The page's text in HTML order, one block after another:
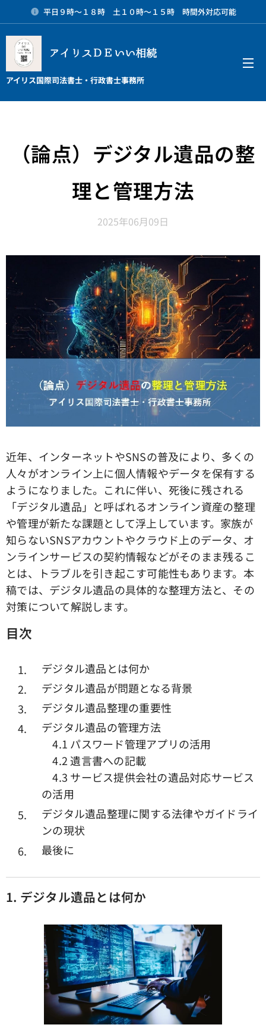
平日９時～１８時 土１０時～１５時 時間外対応可能
アイリスＤＥいい相続
アイリス国際司法書士・行政書士事務所
（論点）デジタル遺品の整
理と管理方法
2025年06月09日
近年、インターネットやSNSの普及により、多くの
人々がオンライン上に個人情報やデータを保有する
ようになりました。これに伴い、死後に残される
「デジタル遺品」と呼ばれるオンライン資産の整理
や管理が新たな課題として浮上しています。家族が
知らないSNSアカウントやクラウド上のデータ、オ
ンラインサービスの契約情報などがそのまま残るこ
とは、トラブルを引き起こす可能性もあります。本
稿では、デジタル遺品の具体的な整理方法と、その
対策について解説します。
目次
デジタル遺品とは何か
デジタル遺品が問題となる背景
デジタル遺品整理の重要性
デジタル遺品の管理方法
4.1 パスワード管理アプリの活用
4.2 遺言書への記載
4.3 サービス提供会社の遺品対応サービス
の活用
デジタル遺品整理に関する法律やガイドライ
ンの現状
最後に
1. デジタル遺品とは何か